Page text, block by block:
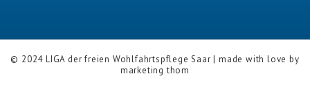
© 2024 LIGA der freien Wohlfahrtspflege Saar | made with love by
marketing thom